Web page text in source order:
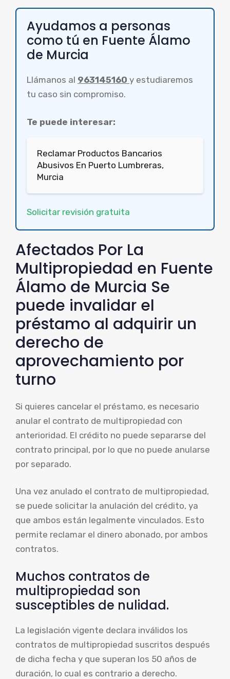
Ayudamos a personas
como tú en Fuente Álamo
de Murcia
Llámanos al 963145160 y estudiaremos
tu caso sin compromiso.
Te puede interesar:
Reclamar Productos Bancarios
Abusivos En Puerto Lumbreras,
Murcia
Solicitar revisión gratuita
Afectados Por La
Multipropiedad en Fuente
Álamo de Murcia Se
puede invalidar el
préstamo al adquirir un
derecho de
aprovechamiento por
turno
Si quieres cancelar el préstamo, es necesario
anular el contrato de multipropiedad con
anterioridad. El crédito no puede separarse del
contrato principal, por lo que no puede anularse
por separado.
Una vez anulado el contrato de multipropiedad,
se puede solicitar la anulación del crédito, ya
que ambos están legalmente vinculados. Esto
permite reclamar el dinero abonado, por ambos
contratos.
Muchos contratos de
multipropiedad son
susceptibles de nulidad.
La legislación vigente declara inválidos los
contratos de multipropiedad suscritos después
de dicha fecha y que superan los 50 años de
duración, lo cual es contrario a derecho.